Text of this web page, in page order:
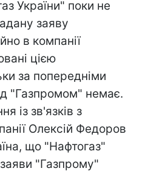
України" поки не
заяву
в компанії
цією
за попередніми
"Газпромом" немає.
із зв'язків з
Олексій Федоров
що "Нафтогаз"
"Газпрому"